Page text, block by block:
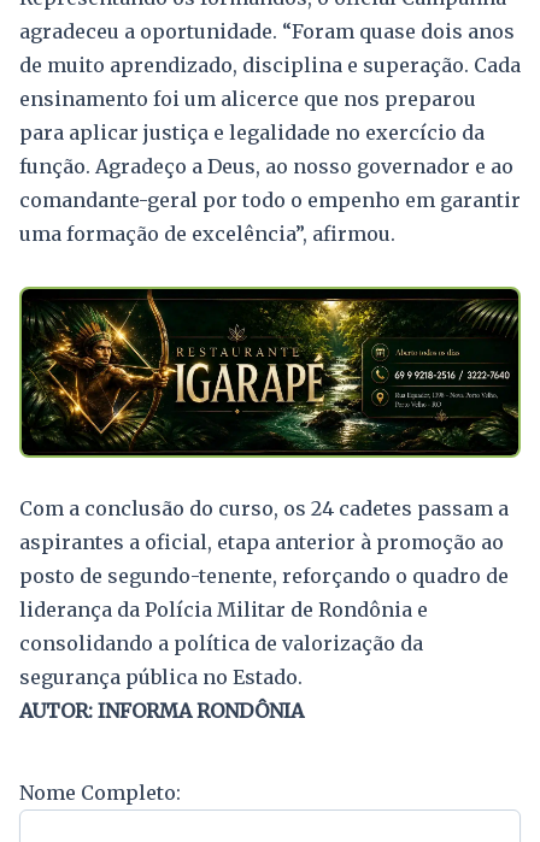
agradeceu a oportunidade. “Foram quase dois anos
de muito aprendizado, disciplina e superação. Cada
ensinamento foi um alicerce que nos preparou
para aplicar justiça e legalidade no exercício da
função. Agradeço a Deus, ao nosso governador e ao
comandante-geral por todo o empenho em garantir
uma formação de excelência”, afirmou.
Com a conclusão do curso, os 24 cadetes passam a
aspirantes a oficial, etapa anterior à promoção ao
posto de segundo-tenente, reforçando o quadro de
liderança da Polícia Militar de Rondônia e
consolidando a política de valorização da
segurança pública no Estado.
AUTOR: INFORMA RONDÔNIA
Nome Completo: